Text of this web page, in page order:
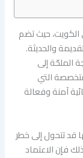
حيث تضم
والحديثة.
الملحّة إلى
التي
آمنة وفعالة
قد تتحول إلى خطر
فإن الاعتماد